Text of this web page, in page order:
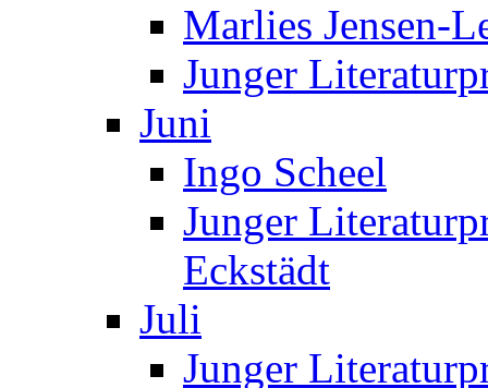
Marlies Jensen-
Junger
Juni
Ingo Scheel
Junger
Eckstädt
Juli
Junger